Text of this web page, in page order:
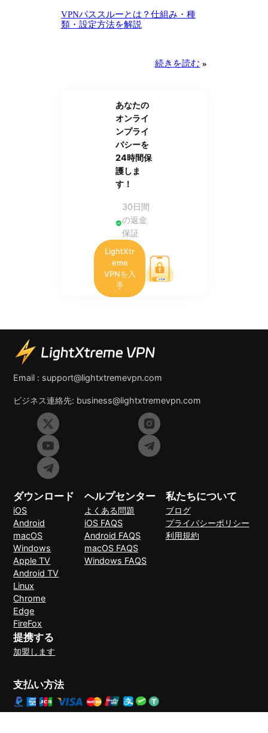
VPNパススルーとは？仕組み・種
類・設定方法を解説
続きを読む »
あなたの
オンライ
ンプライ
バシーを
24時間保
護しま
す！
30日間
の返金
保証
LightXtr
eme
VPNを入
手
Email : support@lightxtremevpn.com
ビジネス連絡先: business@lightxtremevpn.com
ダウンロード
iOS
Android
macOS
Windows
Apple TV
Android TV
Linux
Chrome
Edge
FireFox
ヘルプセンター
よくある問題
iOS FAQS
Android FAQS
macOS FAQS
Windows FAQS
私たちについて
ブログ
プライバシーポリシー
利用規約
提携する
加盟します
支払い方法